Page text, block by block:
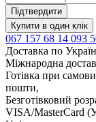
Підтвердити
Купити в один клік
067 157 68 14 093
Доставка по
Міжнародна
Готівка при
пошти,
Безготівковий
VISA/MasterCard